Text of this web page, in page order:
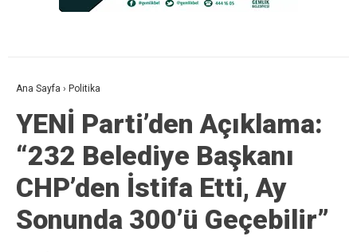
Ana Sayfa › Politika
YENİ Parti’den Açıklama:
“232 Belediye Başkanı
CHP’den İstifa Etti, Ay
Sonunda 300’ü Geçebilir”